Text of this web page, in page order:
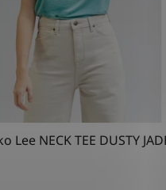
Lee NECK TEE DUSTY